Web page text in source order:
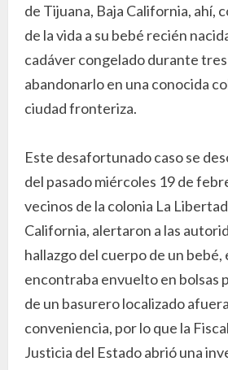
de Tijuana, Baja California, ahí,
de la vida a su bebé recién
cadáver congelado durante
abandonarlo en una conocida
ciudad fronteriza.
Este desafortunado caso se
del pasado miércoles 19 de
vecinos de la colonia La
California, alertaron a las
hallazgo del cuerpo de un bebé,
encontraba envuelto en bolsas
de un basurero localizado
conveniencia, por lo que la
Justicia del Estado abrió una